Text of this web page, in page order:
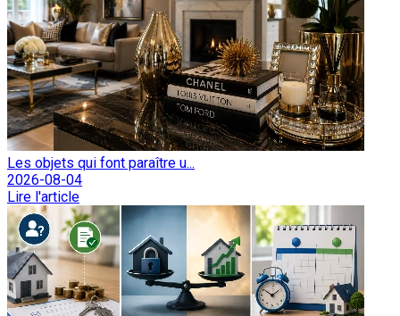
Les objets qui font paraître u...
2026-08-04
Lire l'article